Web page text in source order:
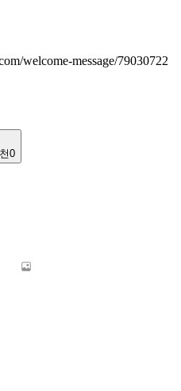
welcome-message/79030722
0